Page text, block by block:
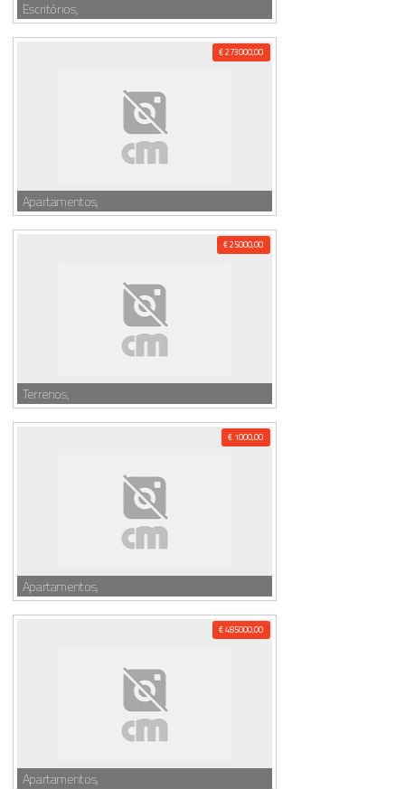
Escritórios,
€ 273000,00
Apartamentos,
€ 25000,00
Terrenos,
€ 1000,00
Apartamentos,
€ 485000,00
Apartamentos,